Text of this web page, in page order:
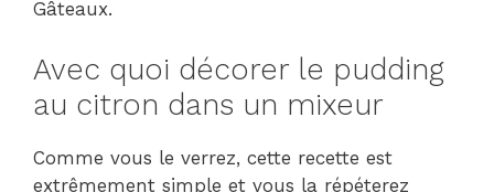
Gâteaux.
Avec quoi décorer le pudding
au citron dans un mixeur
Comme vous le verrez, cette recette est
extrêmement simple et vous la répéterez